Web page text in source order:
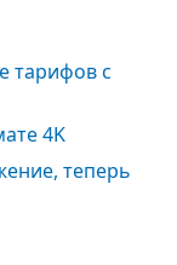
тарифов с
4K
теперь